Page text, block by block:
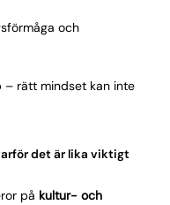
och
– rätt mindset kan inte
det är lika viktigt
på kultur- och